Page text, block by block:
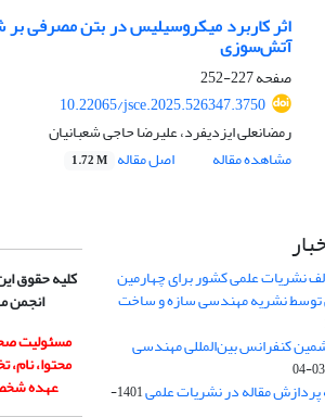
اثر کاربرد میکروسیلیس در بتن مصرفی
آتش‌سوزی
صفحه227-252
10.22065/jsce.2025.526347.3750
رمضانعلی ایزدیفرد، علیرضا حاجی شعبانیان
مشاهده مقاله
اصل مقاله 1.72 M
نشریات علمی کشور برای چهارمین
توسط نشریه مهندسی سازه و ساخت
کنفرانس بین‌المللی مهندسی
پردازش مقاله در نشریات علمی
1401-
کلیه حقوق
انجمن
مسئولیت
محتوا،
عهده